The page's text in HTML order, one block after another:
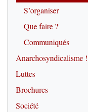
S’organiser
Que faire ?
Communiqués
Anarchosyndicalisme !
Luttes
Brochures
Société